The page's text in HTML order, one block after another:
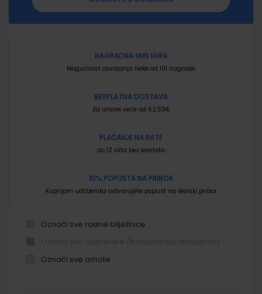
NAGRADNA SMS IGRA
Mogućnost osvajanja neke od 101 nagrade
BESPLATNA DOSTAVA
Za iznose veće od 62,50€
PLAĆANJE NA RATE
do 12 rata bez kamata
10% POPUSTA NA PRIBOR
Kupnjom udžbenika ostvarujete popust na školski pribor
Označi sve radne bilježnice
Označi sve omote